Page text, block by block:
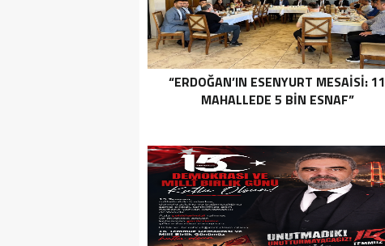
“ERDOĞAN’IN ESENYURT MESAİSİ: 11
MAHALLEDE 5 BİN ESNAF”